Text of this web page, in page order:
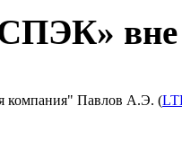
вне
компания" Павлов А.Э. (